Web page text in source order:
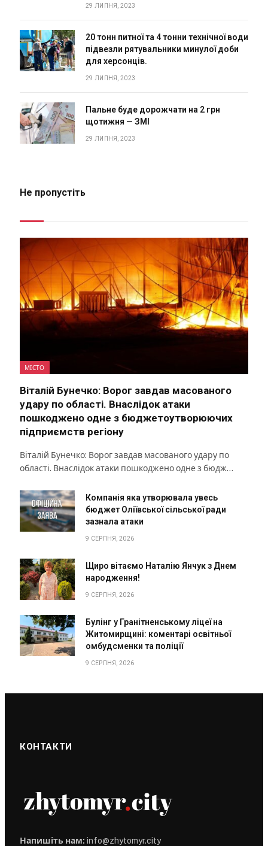
29 ЛИПНЯ, 2023
20 тонн питної та 4 тонни технічної води
підвезли рятувальники минулої доби
для херсонців.
29 ЛИПНЯ, 2023
Пальне буде дорожчати на 2 грн
щотижня — ЗМІ
29 ЛИПНЯ, 2023
Не пропустіть
МІСТО
Віталій Бунечко: Ворог завдав масованого
удару по області. Внаслідок атаки
пошкоджено одне з бюджетоутворюючих
підприємств регіону
Віталій Бунечко: Ворог завдав масованого удару по
області. Внаслідок атаки пошкоджено одне з бюдж…
Компанія яка утворювала увесь
бюджет Оліївської сільської ради
зазнала атаки
9 СЕРПНЯ, 2026
Щиро вітаємо Наталію Янчук з Днем
народження!
9 СЕРПНЯ, 2026
Булінг у Гранітненському ліцеї на
Житомирщині: коментарі освітньої
омбудсменки та поліції
9 СЕРПНЯ, 2026
КОНТАКТИ
Напишіть нам: info@zhytomyr.city